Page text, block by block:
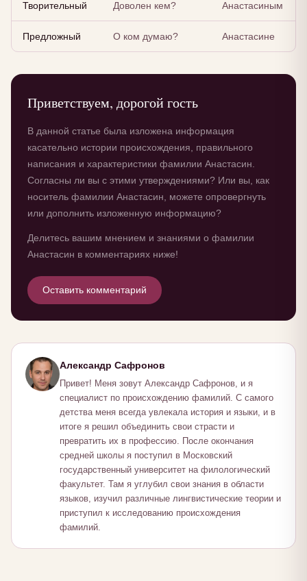
Творительный Доволен кем? Анастасиным
Предложный О ком думаю? Анастасине
Приветствуем, дорогой гость
В данной статье была изложена информация
касательно истории происхождения, правильного
написания и характеристики фамилии Анастасин.
Согласны ли вы с этими утверждениями? Или вы, как
носитель фамилии Анастасин, можете опровергнуть
или дополнить изложенную информацию?
Делитесь вашим мнением и знаниями о фамилии
Анастасин в комментариях ниже!
Оставить комментарий
Александр Сафронов
Привет! Меня зовут Александр Сафронов, и я
специалист по происхождению фамилий. С самого
детства меня всегда увлекала история и языки, и в
итоге я решил объединить свои страсти и
превратить их в профессию. После окончания
средней школы я поступил в Московский
государственный университет на филологический
факультет. Там я углубил свои знания в области
языков, изучил различные лингвистические теории и
приступил к исследованию происхождения
фамилий.